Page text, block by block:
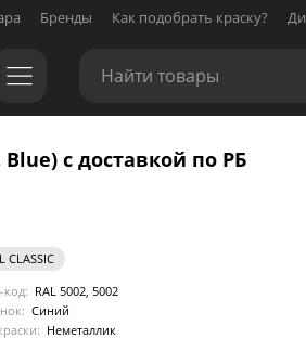
Бренды Как подобрать краску?
с доставкой по РБ
CLASSIC
код: RAL 5002, 5002
Синий
Неметаллик